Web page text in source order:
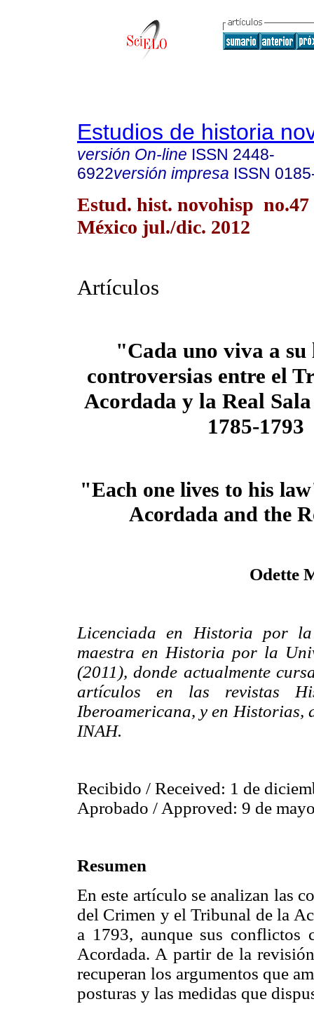
Estudios de historia
versión On-line ISSN 2448-
6922versión impresa ISSN
Estud. hist. novohisp
México jul./dic. 2012
Artículos
"Cada uno viva a
controversias entre el
Acordada y la Real
1785-1793
"Each one lives to his
Acordada and the
Odette
Licenciada en Historia por
maestra en Historia por la
(2011), donde actualmente
artículos en las revistas
Iberoamericana, y en Historias,
INAH.
Recibido / Received: 1 de
Aprobado / Approved: 9 de
Resumen
En este artículo se analizan las
del Crimen y el Tribunal de la
a 1793, aunque sus conflictos
Acordada. A partir de la
recuperan los argumentos que
posturas y las medidas que